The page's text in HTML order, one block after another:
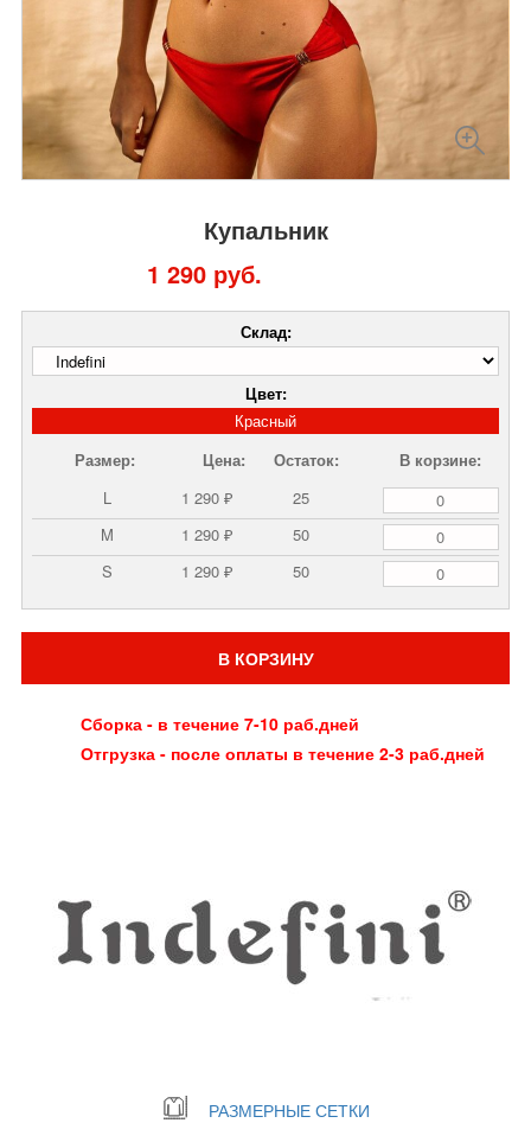
Купальник
1 290 руб.
Склад:
Цвет:
Красный
Размер:
Цена: Остаток:
В корзине:
L
1 290 ₽
25
M
1 290 ₽
50
S
1 290 ₽ 50
В КОРЗИНУ
Сборка - в течение 7-10 раб.дней
Отгрузка - после оплаты в течение 2-3 раб.дней
РАЗМЕРНЫЕ СЕТКИ